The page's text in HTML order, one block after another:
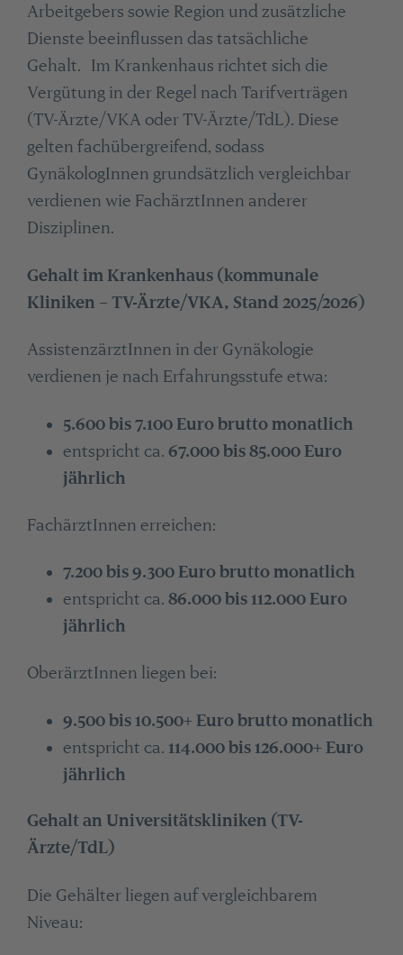
Arbeitgebers sowie Region und zusätzliche
Dienste beeinflussen das tatsächliche
Gehalt. Im Krankenhaus richtet sich die
Vergütung in der Regel nach Tarifverträgen
(TV-Ärzte/VKA oder TV-Ärzte/TdL). Diese
gelten fachübergreifend, sodass
GynäkologInnen grundsätzlich vergleichbar
verdienen wie FachärztInnen anderer
Disziplinen.
Gehalt im Krankenhaus (kommunale
Kliniken – TV-Ärzte/VKA, Stand 2025/2026)
AssistenzärztInnen in der Gynäkologie
verdienen je nach Erfahrungsstufe etwa:
5.600 bis 7.100 Euro brutto monatlich
entspricht ca. 67.000 bis 85.000 Euro
jährlich
FachärztInnen erreichen:
7.200 bis 9.300 Euro brutto monatlich
entspricht ca. 86.000 bis 112.000 Euro
jährlich
OberärztInnen liegen bei:
9.500 bis 10.500+ Euro brutto monatlich
entspricht ca. 114.000 bis 126.000+ Euro
jährlich
Gehalt an Universitätskliniken (TV-
Ärzte/TdL)
Die Gehälter liegen auf vergleichbarem
Niveau: